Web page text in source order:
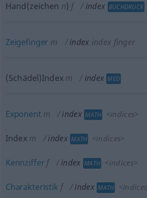
Hand(zeichen n) f index BUCHDRUCK
Zeigefinger m index index finger
(Schädel)Indexm index MED
Exponent m index MATH <indices>
Indexm index MATH <indices>
Kennziffer f index MATH <indices>
Charakteristik f index MATH <indices